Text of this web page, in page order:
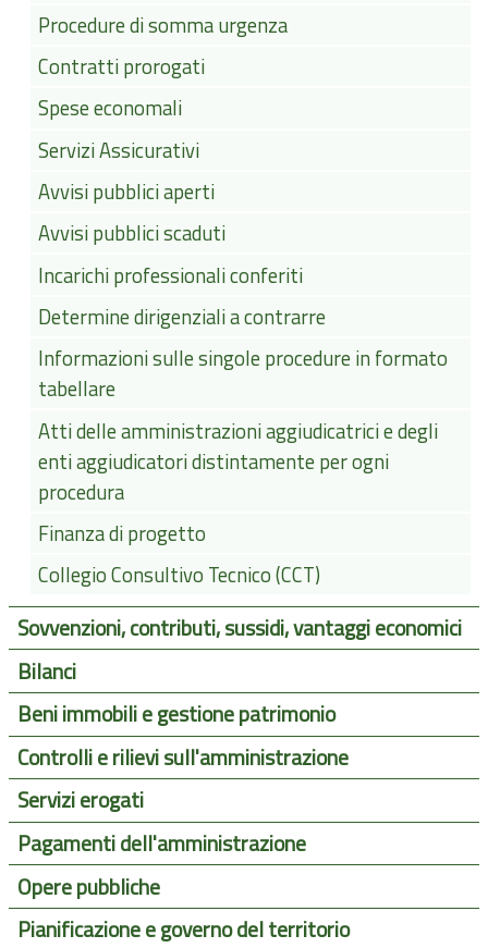
Procedure di somma urgenza
Contratti prorogati
Spese economali
Servizi Assicurativi
Avvisi pubblici aperti
Avvisi pubblici scaduti
Incarichi professionali conferiti
Determine dirigenziali a contrarre
Informazioni sulle singole procedure in formato
tabellare
Atti delle amministrazioni aggiudicatrici e degli
enti aggiudicatori distintamente per ogni
procedura
Finanza di progetto
Collegio Consultivo Tecnico (CCT)
Sovvenzioni, contributi, sussidi, vantaggi economici
Bilanci
Beni immobili e gestione patrimonio
Controlli e rilievi sull'amministrazione
Servizi erogati
Pagamenti dell'amministrazione
Opere pubbliche
Pianificazione e governo del territorio